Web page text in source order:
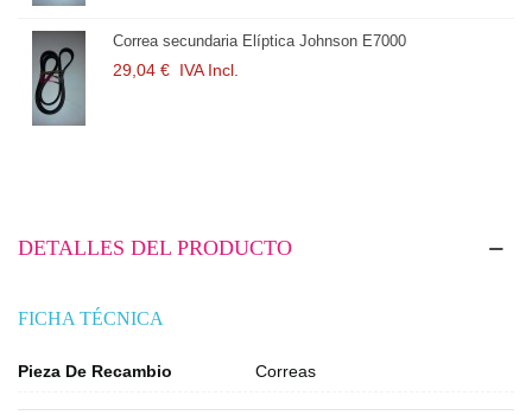
secundaria Elíptica Johnson E7000
IVA Incl.
DETALLES DEL PRODUCTO
FICHA TÉCNICA
Pieza De Recambio Correas